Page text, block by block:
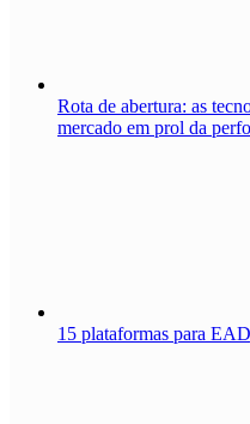
Rota de abertura: as
mercado em prol da
15 plataformas para